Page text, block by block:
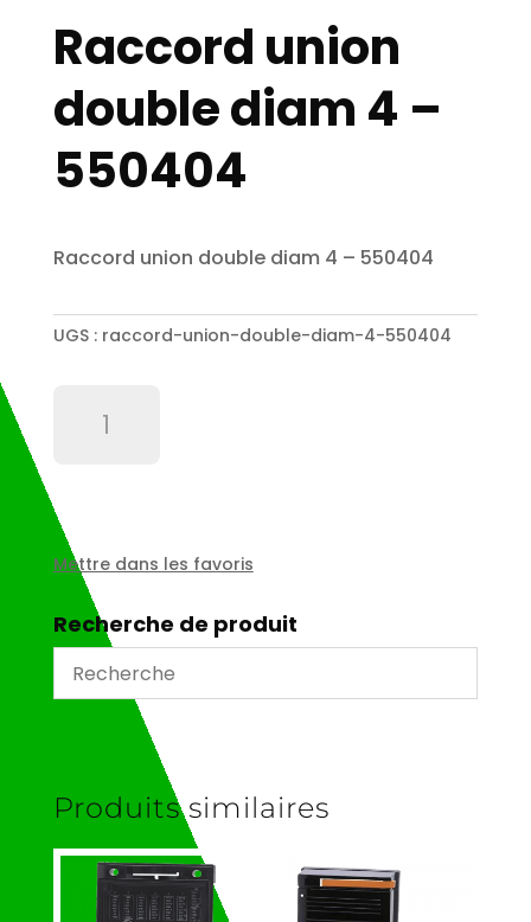
Raccord union
double diam 4 –
550404
Raccord union double diam 4 – 550404
UGS : raccord-union-double-diam-4-550404
double
diam
4
550404
Mettre dans les favoris
Recherche de produit
Produits similaires